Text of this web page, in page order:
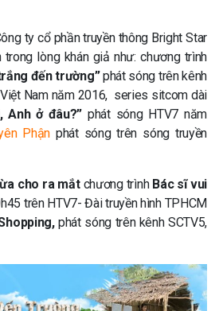
ty cổ phần truyền thông Bright Star
lòng khán giả như: chương trình
đến trường”phát sóng trên kênh
Nam năm 2016, series sitcom dài
Anh ở đâu?” phát sóng HTV7 năm
Phận phát sóng trên sóng truyền
cho ra mắt chương trình Bác sĩ vui
trên HTV7- Đài truyền hình TPHCM
phát sóng trên kênh SCTV5,